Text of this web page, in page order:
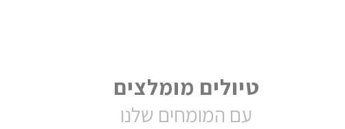
טיולים מומלצים
עם המומחים שלנו